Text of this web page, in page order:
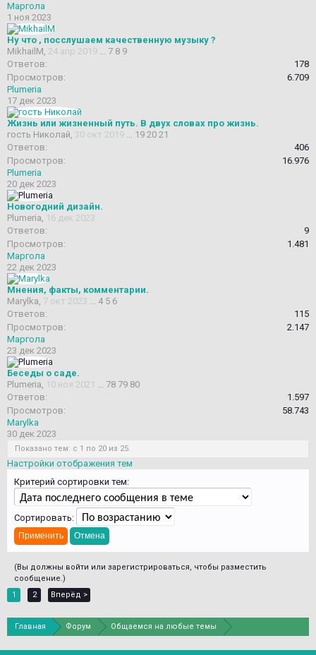
Маргола
1 ноя 2023
Ну что , посслушаем качественную музыку ?
MikhailM, 24 апр 2019 ... 7 8 9
Ответов:
178
Просмотров:
6.709
Plumeria
17 дек 2023
Жизнь или жизненный путь. В двух словах про жизнь.
гость Николай, 30 окт 2019 ... 19 20 21
Ответов:
406
Просмотров:
16.976
Plumeria
20 дек 2023
Новогодний дизайн.
Plumeria, 16 дек 2023
Ответов:
9
Просмотров:
1.481
Маргола
22 дек 2023
Мнения, факты, комментарии.
Marylka, 7 окт 2023 ... 4 5 6
Ответов:
115
Просмотров:
2.147
Маргола
23 дек 2023
Беседы о саде.
Plumeria, 10 ноя 2021 ... 78 79 80
Ответов:
1.597
Просмотров:
58.743
Marylka
30 дек 2023
Показано тем: с 1 по 20 из 25.
Настройки отображения тем
Критерий сортировки тем:
Сортировать:
(Вы должны войти или зарегистрироваться, чтобы разместить
сообщение.)
1
2 Вперёд >
Главная Форум Общаемся на любые темы